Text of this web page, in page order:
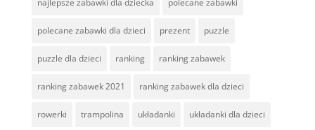
polecane zabawki dla dzieci prezent puzzle
puzzle dla dzieci ranking ranking zabawek
ranking zabawek 2021 ranking zabawek dla dzieci
rowerki trampolina układanki układanki dla dzieci